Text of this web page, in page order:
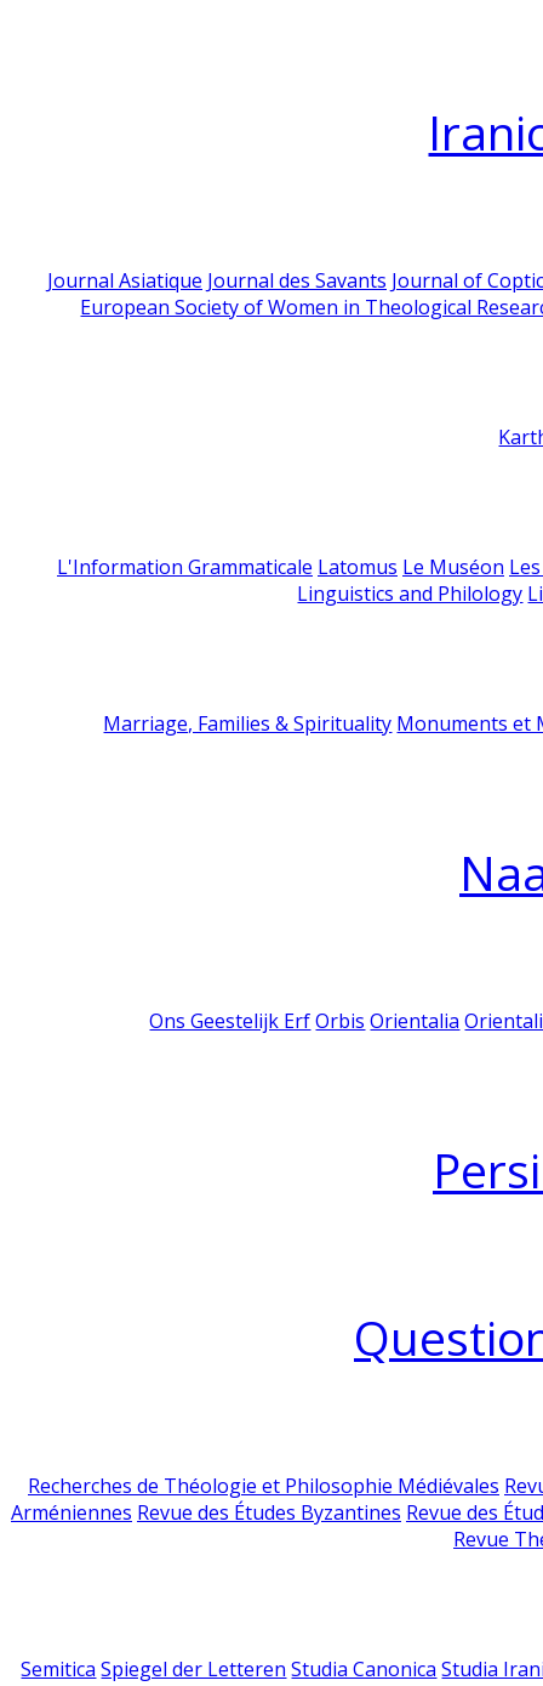
Journal Asiatique Journal des Savants Journal of
European Society of Women in Theological
L'Information Grammaticale Latomus Le Muséon
Linguistics and Philology
Marriage, Families & Spirituality Monuments et
Ons Geestelijk Erf Orbis Orientalia
Recherches de Théologie et Philosophie Médiévales
Arméniennes Revue des Études Byzantines Revue des
Revue
Semitica Spiegel der Letteren Studia Canonica Studia